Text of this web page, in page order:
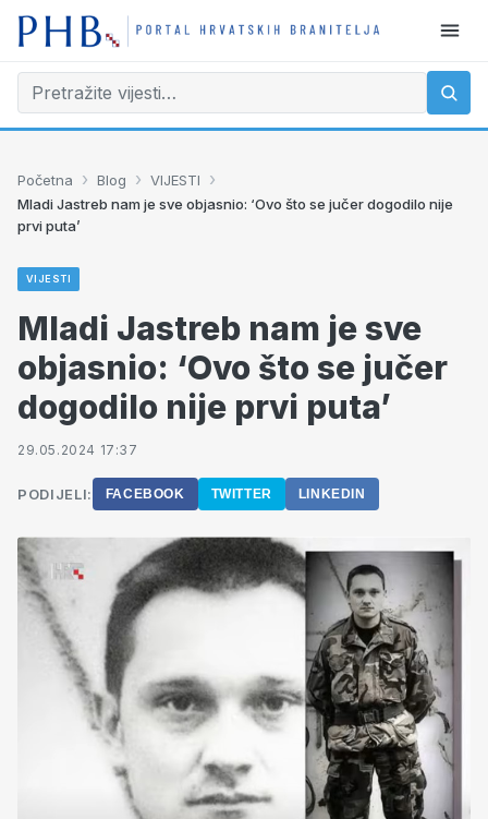
Početna › Blog › VIJESTI ›
Mladi Jastreb nam je sve objasnio: ‘Ovo što se jučer dogodilo nije
prvi puta’
VIJESTI
Mladi Jastreb nam je sve
objasnio: ‘Ovo što se jučer
dogodilo nije prvi puta’
29.05.2024 17:37
PODIJELI: FACEBOOK TWITTER LINKEDIN